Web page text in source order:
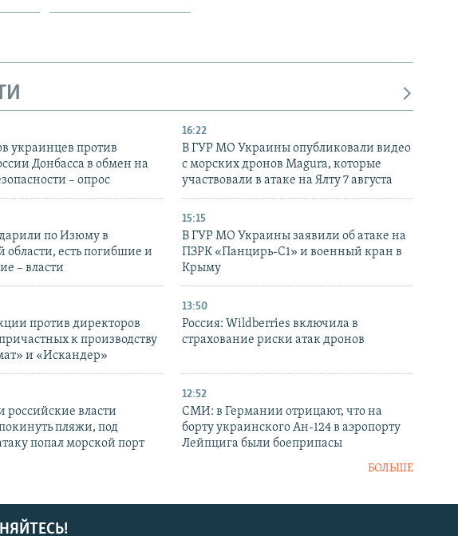
украинцев против
Донбасса в обмен на
– опрос
16:22
В ГУР МО Украины опубликовали видео
с морских дронов Magura, которые
участвовали в атаке на Ялту 7 августа
по Изюму в
области, есть погибшие и
– власти
15:15
В ГУР МО Украины заявили об атаке на
ПЗРК «Панцирь-С1» и военный кран в
Крыму
против директоров
к производству
и «Искандер»
13:50
Россия: Wildberries включила в
страхование риски атак дронов
российские власти
пляжи, под
попал морской порт
12:52
СМИ: в Германии отрицают, что на
борту украинского Ан-124 в аэропорту
Лейпцига были боеприпасы
БОЛЬШЕ